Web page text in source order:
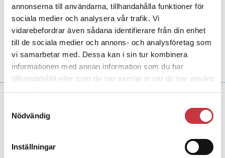
annonserna till användarna, tillhandahålla funktioner för
sociala medier och analysera vår trafik. Vi
vidarebefordrar även sådana identifierare från din enhet
till de sociala medier och annons- och analysföretag som
vi samarbetar med. Dessa kan i sin tur kombinera
informationen med annan information som du har
tillhandahållit eller som de har samlat in när du har använt
deras tjänster.
Nödvändig
Inställningar
Kommissarie med beredskap i
ryggan
MötetVia ovanliga specialkunskaper har
Christian Wessmans polisresa tagit honom till de
flygplats när alla ville därifrån.
Beslut om elchockvapen klart
halvåret 2022 räknar man med att börja rulla ut